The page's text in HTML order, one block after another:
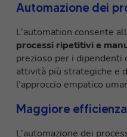
Automazione dei
L’automation consente
processi ripetitivi e
prezioso per i dipendenti
attività più strategiche e
l’approccio empatico
Maggiore
L’automazione dei